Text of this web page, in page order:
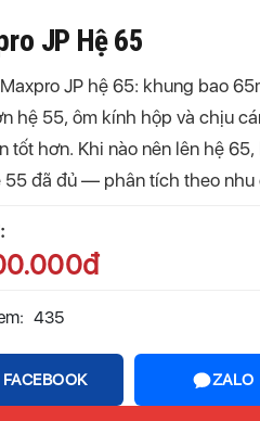
JP Hệ 65
JP hệ 65: khung bao
hệ 55, ôm kính hộp và chịu
tốt hơn. Khi nào nên lên hệ 65,
55 đã đủ — phân tích theo nhu
435
FACEBOOK ZALO